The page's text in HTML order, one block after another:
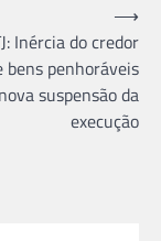
Inércia do credor
bens penhoráveis
suspensão da
execução
⟶